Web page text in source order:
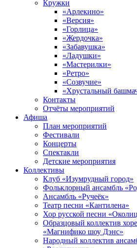
Кружки
«Арлекино»
«Версия»
«Горлица»
«Жердочка»
«Забавушка»
«Ладушки»
«Мастерилки»
«Ретро»
«Созвучие»
«Хрустальный
Контакты
Отчёты мероприятий
Афиша
План мероприятий
Фестивали
Концерты
Спектакли
Детские мероприятия
Коллективы
Клуб «Изумрудный город»
Фольклорный ансамбль
Ансамбль «Ручеёк»
Театр песни «Кантилена»
Хор русской песни
Образцовый коллектив
«Магнифико шоу Дэнс»
Народный коллектив